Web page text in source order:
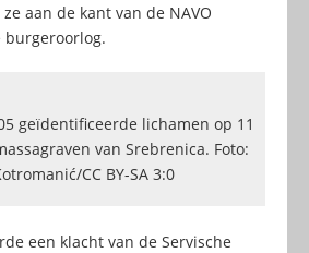
aan de kant van de NAVO
geïdentificeerde lichamen op 11
van Srebrenica. Foto:
CC BY-SA 3:0
een klacht van de Servische